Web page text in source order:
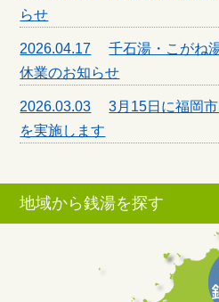
らせ
2026.04.17
千石湯・こがね
休業のお知らせ
2026.03.03
3月15日に福岡
を実施します
地域から銭湯を探す